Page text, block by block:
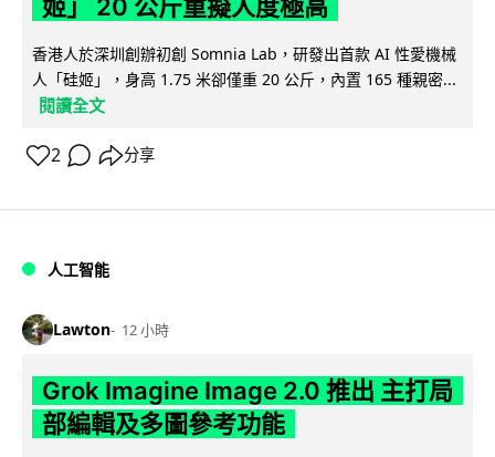
姬」 20 公斤重擬人度極高
香港人於深圳創辦初創 Somnia Lab，研發出首款 AI 性愛機械
人「硅姬」，身高 1.75 米卻僅重 20 公斤，內置 165 種親密...
閱讀全文
2 分享
人工智能
Lawton 12 小時
Grok Imagine Image 2.0 推出 主打局
部編輯及多圖參考功能